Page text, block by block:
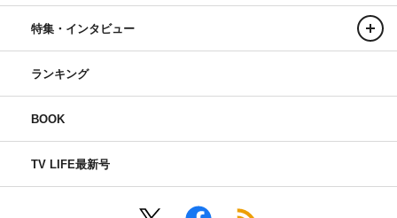
特集・インタビュー
ランキング
BOOK
TV LIFE最新号